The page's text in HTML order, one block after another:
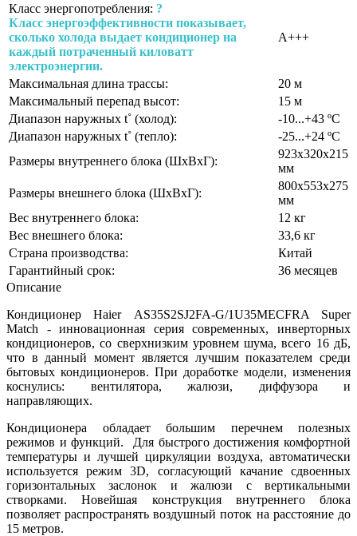
Класс энергопотребления: ?
Класс энергоэффективности показывает,
сколько холода выдает кондиционер на
каждый потраченный киловатт
электроэнергии.
A+++
Максимальная длина трассы:
20 м
Максимальный перепад высот:
15 м
Диапазон наружных t˚ (холод):
-10...+43 ºС
Диапазон наружных t˚ (тепло):
-25...+24 ºС
Размеры внутреннего блока (ШхВхГ):
923x320x215
мм
Размеры внешнего блока (ШхВхГ):
800х553х275
мм
Вес внутреннего блока:
12 кг
Вес внешнего блока:
33,6 кг
Страна производства:
Китай
Гарантийный срок:
36 месяцев
Описание
Кондиционер Haier AS35S2SJ2FA-G/1U35MECFRA Super
Match - инновационная серия современных, инверторных
кондиционеров, со сверхнизким уровнем шума, всего 16 дБ,
что в данный момент является лучшим показателем среди
бытовых кондиционеров. При доработке модели, изменения
коснулись: вентилятора, жалюзи, диффузора и
направляющих.
Кондиционера обладает большим перечнем полезных
режимов и функций. Для быстрого достижения комфортной
температуры и лучшей циркуляции воздуха, автоматически
используется режим 3D, согласующий качание сдвоенных
горизонтальных заслонок и жалюзи с вертикальными
створками. Новейшая конструкция внутреннего блока
позволяет распространять воздушный поток на расстояние до
15 метров.